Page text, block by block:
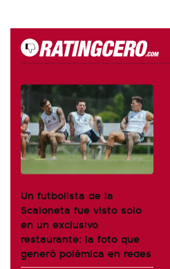
Un futbolista de la
Scaloneta fue visto solo
en un exclusivo
restaurante: la foto que
generó polémica en redes